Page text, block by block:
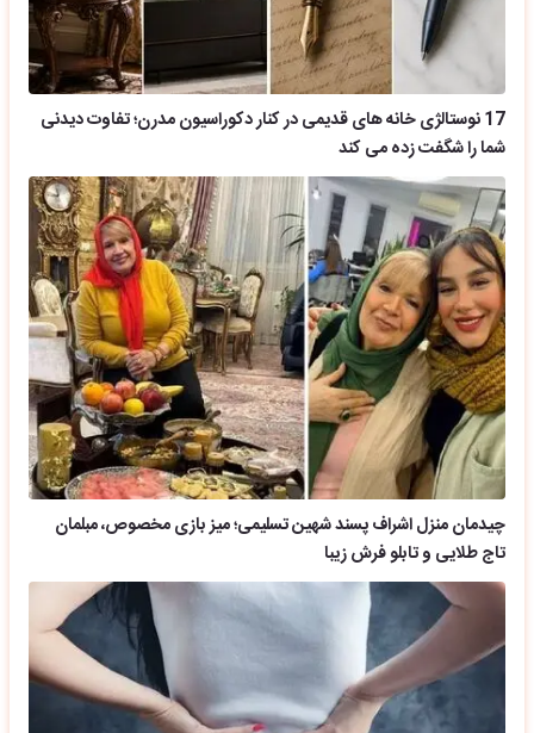
17 نوستالژی خانه های قدیمی در کنار دکوراسیون مدرن؛ تفاوت دیدنی
شما را شگفت زده می کند
چیدمان منزل اشراف پسند شهین تسلیمی؛ میز بازی مخصوص، مبلمان
تاج طلایی و تابلو فرش زیبا